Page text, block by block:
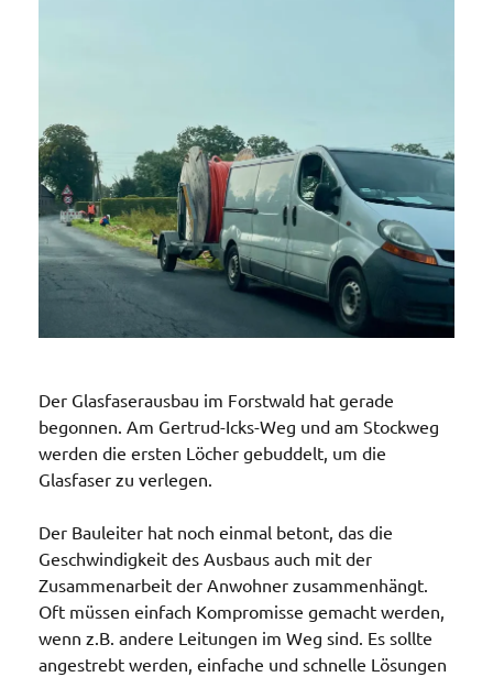
Der Glasfaserausbau im Forstwald hat gerade
begonnen. Am Gertrud-Icks-Weg und am Stockweg
werden die ersten Löcher gebuddelt, um die
Glasfaser zu verlegen.
Der Bauleiter hat noch einmal betont, das die
Geschwindigkeit des Ausbaus auch mit der
Zusammenarbeit der Anwohner zusammenhängt.
Oft müssen einfach Kompromisse gemacht werden,
wenn z.B. andere Leitungen im Weg sind. Es sollte
angestrebt werden, einfache und schnelle Lösungen